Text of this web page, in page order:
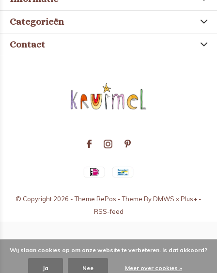
Categorieën
Contact
© Copyright 2026 - Theme RePos - Theme ByDMWS xPlus+ -
RSS-feed
Wij slaan cookies op om onze website te verbeteren. Is dat akkoord?
Ja Nee Meer over cookies »